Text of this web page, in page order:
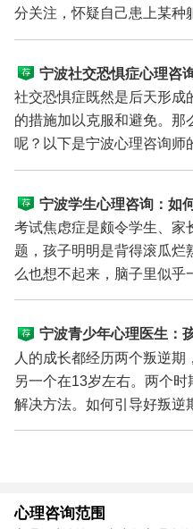
分关注，怀疑自己患上某种
实际健康...
宁波社交恐惧症心理咨
社交恐惧症既然是后天形成
的措施加以克服和避免。那
呢？以下是宁波心理咨询师
卑，建立自...
宁波学生心理咨询：如
虑症
考试焦虑症是颇令学生、家
题，孩子明明是背得滚瓜烂
么也想不起来，脑子里似
虑可以使人...
宁波青少年心理医生：
办
人的成长都经历两个叛逆期
另一个在13岁左右。两个
解决方法。如何引导好叛逆
怎么办？杭州...
心理咨询范围